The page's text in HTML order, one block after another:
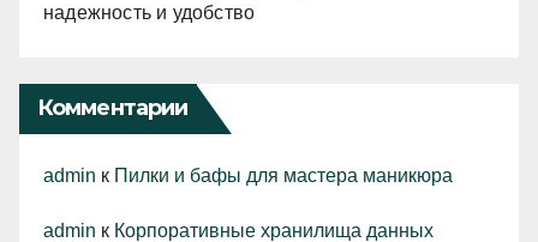
надежность и удобство
Комментарии
admin к Пилки и бафы для мастера маникюра
admin к Корпоративные хранилища данных